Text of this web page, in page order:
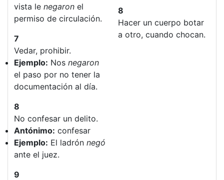
vista le negaron el
permiso de circulación.
7
Vedar, prohibir.
Ejemplo: Nos negaron
el paso por no tener la
documentación al día.
8
No confesar un delito.
Antónimo: confesar
Ejemplo: El ladrón negó
ante el juez.
9
8
Hacer un cuerpo botar
a otro, cuando chocan.